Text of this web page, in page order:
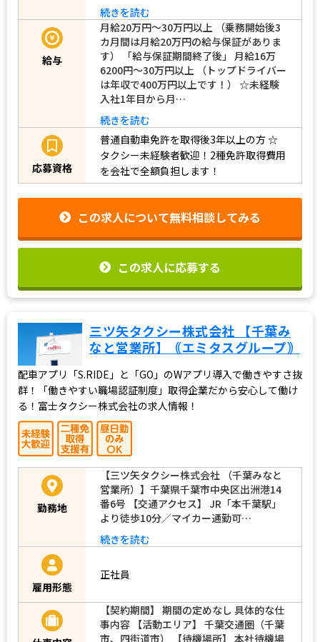
続きを読む
給与
月給20万円～30万円以上 （乗務開始後3
カ月間は月給20万円の給与保証がありま
す） 「給与保証期間終了後」 月給16万
6200円～30万円以上 （トップドライバー
は年収で400万円以上です！） ☆未経験
入社1年目から月…
続きを読む
応募資格
普通自動車免許を取得後3年以上の方☆
タクシー未経験者歓迎！2種免許取得費用
を会社で全額負担します！
この求人について無料相談してみる
この求人に応募する
三ツ矢タクシー株式会社 【千葉み
なと営業所】｟エミタスグループ｠
配車アプリ「S.RIDE」と「GO」のWアプリ導入で働きやすさ抜
群！「働きやすい職場認証制度」取得企業だから安心して働け
る！富士タクシー株式会社の求人情報！
勤務地
【三ツ矢タクシー株式会社 （千葉みなと
営業所）】千葉県千葉市中央区出洲港14
番6号 【交通アクセス】 JR「本千葉駅」
より徒歩10分／マイカー通勤可…
続きを読む
雇用形態
正社員
【契約期間】 期間の定めなし 具体的な仕
事内容 【活動エリア】 千葉交通圏（千葉
市、四街道市） 【待機場所】 本社待機場